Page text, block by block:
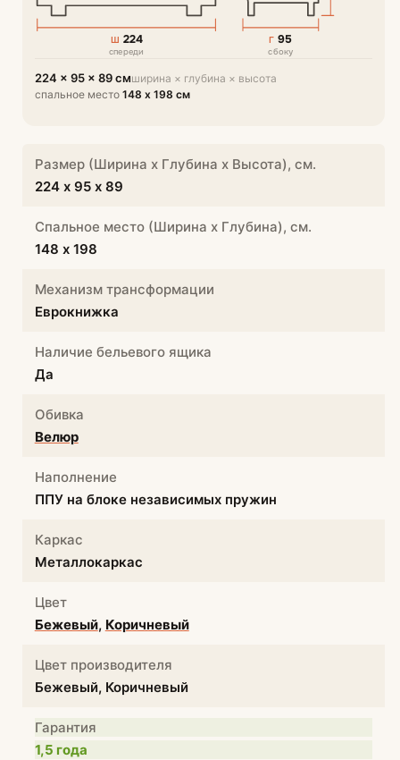
Ш 224 Г 95
спереди сбоку
224 × 95 × 89 смширина × глубина × высота
спальное место 148 х 198 см
Размер (Ширина х Глубина х Высота), см.
224 х 95 х 89
Спальное место (Ширина х Глубина), см.
148 х 198
Механизм трансформации
Еврокнижка
Наличие бельевого ящика
Да
Обивка
Велюр
Наполнение
ППУ на блоке независимых пружин
Каркас
Металлокаркас
Цвет
Бежевый, Коричневый
Цвет производителя
Бежевый, Коричневый
Гарантия
1,5 года